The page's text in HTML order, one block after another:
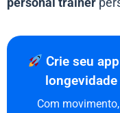
personal trainer
Crie seu
Com